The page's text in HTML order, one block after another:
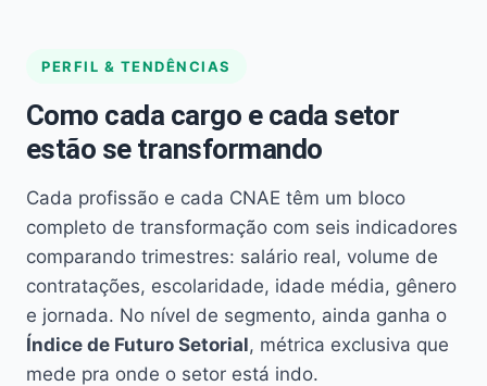
PERFIL & TENDÊNCIAS
Como cada cargo e cada setor
estão se transformando
Cada profissão e cada CNAE têm um bloco
completo de transformação com seis indicadores
comparando trimestres: salário real, volume de
contratações, escolaridade, idade média, gênero
e jornada. No nível de segmento, ainda ganha o
Índice de Futuro Setorial, métrica exclusiva que
mede pra onde o setor está indo.